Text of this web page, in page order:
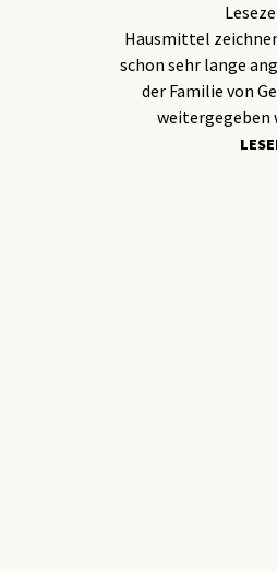
Hausmittel
schon sehr lange
der Familie von
weitergegeben